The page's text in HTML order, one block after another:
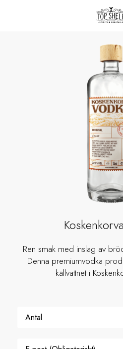
Ren smak med inslag av
Denna premiumvodka
källvattnet i